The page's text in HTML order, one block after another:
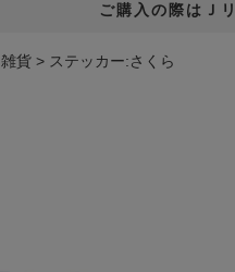
ご購入の際はＪ
雑貨 ステッカー:さくら